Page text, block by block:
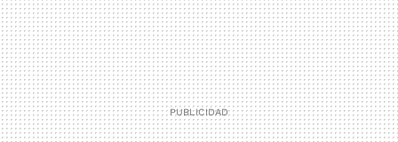
MAIL